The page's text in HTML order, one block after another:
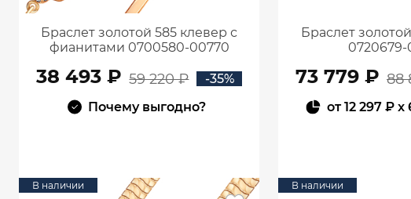
Браслет золотой 585 клевер с
фианитами 0700580-00770
38 493 ₽ 59 220 ₽
-35%
Почему выгодно?
Браслет
73 779 ₽ 88
от12 297 ₽ x
В наличии В наличии